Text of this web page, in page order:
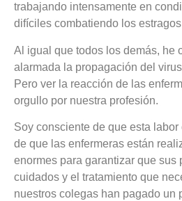
trabajando intensamente en
difíciles combatiendo los
Al igual que todos los demás, he
alarmada la propagación del
Pero ver la reacción de las
orgullo por nuestra profesión.
Soy consciente de que esta
de que las enfermeras están
enormes para garantizar que sus
cuidados y el tratamiento que
nuestros colegas han pagado un